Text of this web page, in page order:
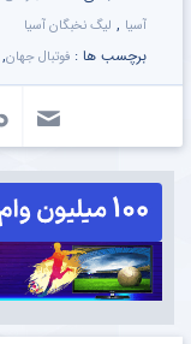
آسیا , لیگ نخبگان آسیا
برچسب ها : فوتبال جهان,